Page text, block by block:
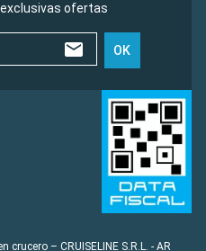
ofertas
OK
– CRUISELINE S.R.L. - AR